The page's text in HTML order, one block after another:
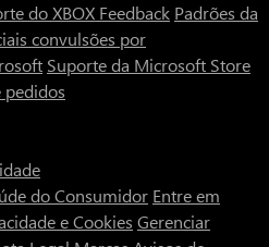
do XBOX Feedback Padrões da
convulsões por
Suporte da Microsoft Store
pedidos
do Consumidor Entre em
e Cookies Gerenciar